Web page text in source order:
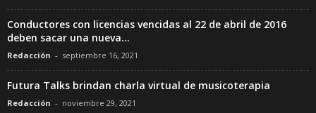
Conductores con licencias vencidas al 22 de abril de 2016
deben sacar una nueva...
Redacción - septiembre 16, 2021
Futura Talks brindan charla virtual de musicoterapia
Redacción - noviembre 29, 2021